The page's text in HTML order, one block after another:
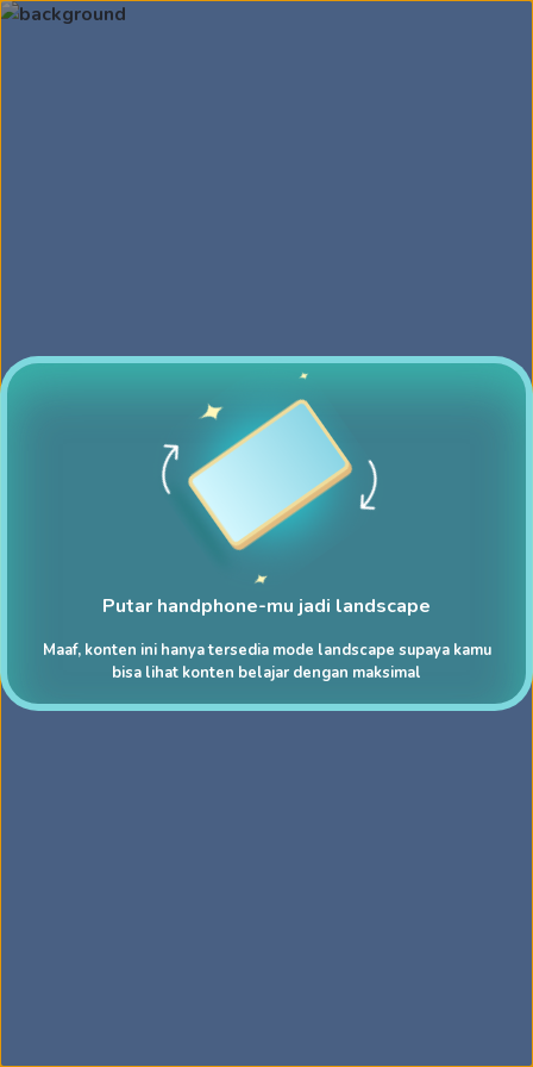
Putar handphone-mu jadi landscape
Maaf, konten ini hanya tersedia mode landscape supaya kamu
bisa lihat konten belajar dengan maksimal